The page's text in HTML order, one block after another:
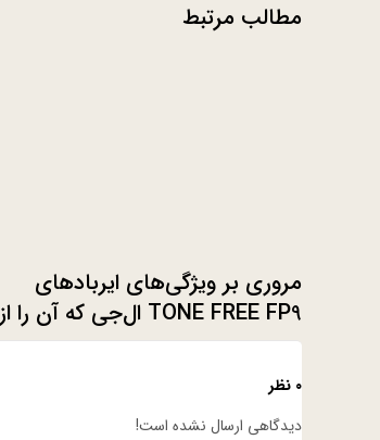
مطالب مرتبط
مروری بر ویژگی‌های ایربادهای
TONE FREE FP9 ال‎‌جی که آن را از
سایر ایربادها متمایز می‌کند
۰ نظر
دیدگاهی ارسال نشده است!